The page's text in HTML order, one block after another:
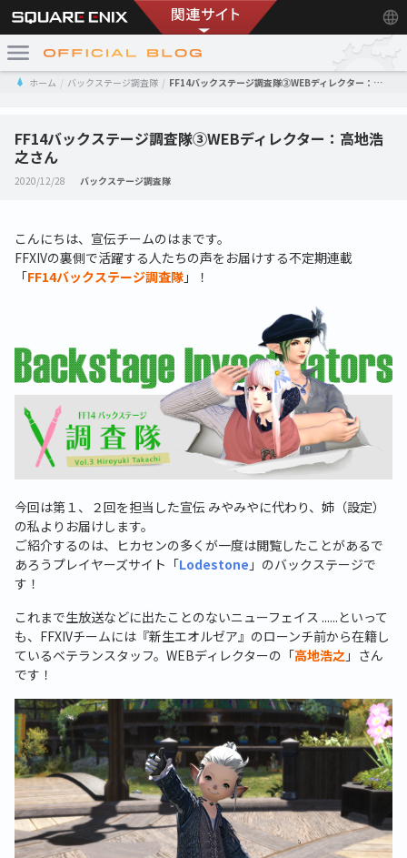
ホーム バックステージ調査隊 FF14バックステージ調査隊③WEBディレクター：高地浩之さん
FF14バックステージ調査隊③WEBディレクター：高地浩
之さん
2020/12/28 バックステージ調査隊
こんにちは、宣伝チームのはまです。
FFXIVの裏側で活躍する人たちの声をお届けする不定期連載
「FF14バックステージ調査隊 」！
今回は第１、２回を担当した宣伝 みやみやに代わり、姉（設定）
の私よりお届けします。
ご紹介するのは、ヒカセンの多くが一度は閲覧したことがあるで
あろうプレイヤーズサイト「Lodestone 」のバックステージで
す！
これまで生放送などに出たことのないニューフェイス ......といって
も、FFXIVチームには『新生エオルゼア』のローンチ前から在籍し
ているベテランスタッフ。WEBディレクターの「高地浩之 」さん
です！